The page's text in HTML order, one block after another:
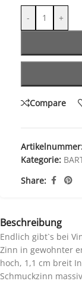
- +
Compare
Kategorie:
Share:
Beschreibung
Endlich gibt`s bei
Zinn in gewohnter
hoch, 1,1 cm breit
Schmuckzinn